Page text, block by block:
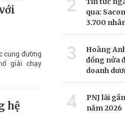
cung đường
giải chạy
hệ
2
qua:
3.700
3
Hoàng
đồng nửa
doanh
4
PNJ lãi
năm 2026